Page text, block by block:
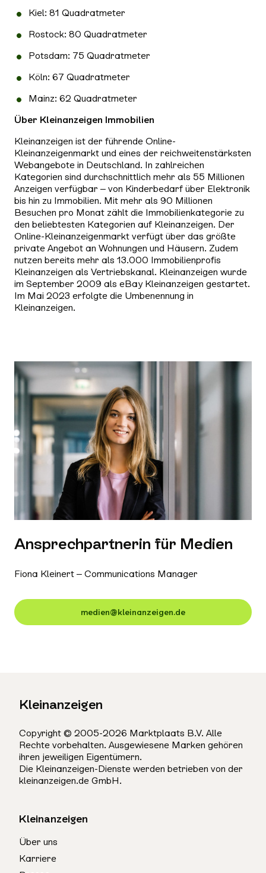
Kiel: 81 Quadratmeter
Rostock: 80 Quadratmeter
Potsdam: 75 Quadratmeter
Köln: 67 Quadratmeter
Mainz: 62 Quadratmeter
Über Kleinanzeigen Immobilien
Kleinanzeigen ist der führende Online-
Kleinanzeigenmarkt und eines der reichweitenstärksten
Webangebote in Deutschland. In zahlreichen
Kategorien sind durchschnittlich mehr als 55 Millionen
Anzeigen verfügbar – von Kinderbedarf über Elektronik
bis hin zu Immobilien. Mit mehr als 90 Millionen
Besuchen pro Monat zählt die Immobilienkategorie zu
den beliebtesten Kategorien auf Kleinanzeigen. Der
Online-Kleinanzeigenmarkt verfügt über das größte
private Angebot an Wohnungen und Häusern. Zudem
nutzen bereits mehr als 13.000 Immobilienprofis
Kleinanzeigen als Vertriebskanal. Kleinanzeigen wurde
im September 2009 als eBay Kleinanzeigen gestartet.
Im Mai 2023 erfolgte die Umbenennung in
Kleinanzeigen.
Ansprechpartnerin für Medien
Fiona Kleinert – Communications Manager
medien@kleinanzeigen.de
Kleinanzeigen
Copyright © 2005-2026 Marktplaats B.V. Alle
Rechte vorbehalten. Ausgewiesene Marken gehören
ihren jeweiligen Eigentümern.
Die Kleinanzeigen-Dienste werden betrieben von der
kleinanzeigen.de GmbH.
Kleinanzeigen
Über uns
Karriere